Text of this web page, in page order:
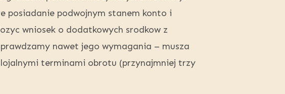
posiadanie podwojnym stanem konto i
wniosek o dodatkowych srodkow z
nawet jego wymagania – musza
terminami obrotu (przynajmniej trzy